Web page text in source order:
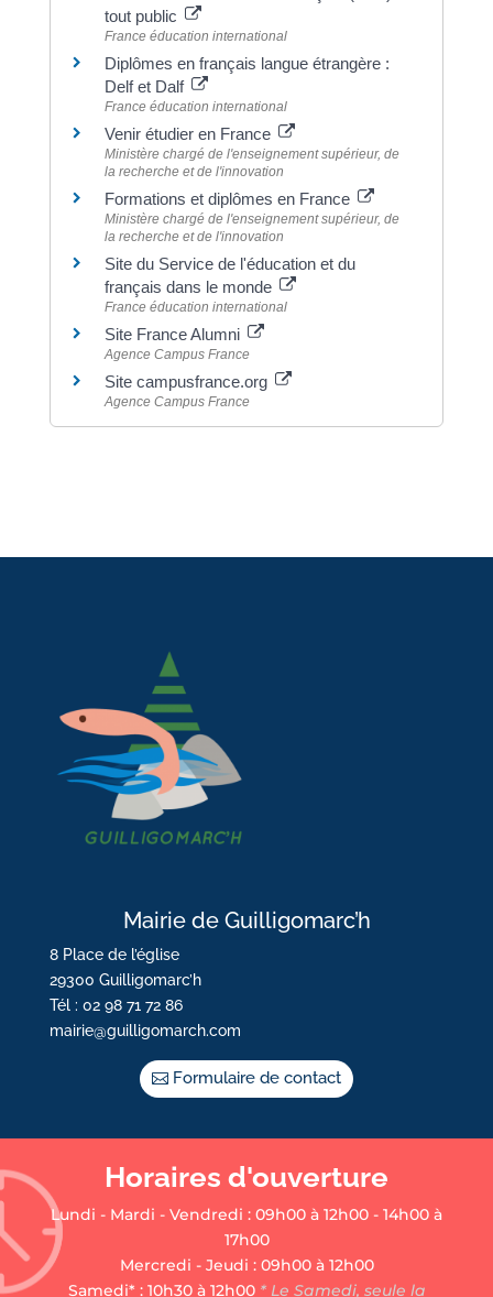
tout public
France éducation international
Diplômes en français langue étrangère :
Delf et Dalf
France éducation international
Venir étudier en France
Ministère chargé de l'enseignement supérieur, de
la recherche et de l'innovation
Formations et diplômes en France
Ministère chargé de l'enseignement supérieur, de
la recherche et de l'innovation
Site du Service de l'éducation et du
français dans le monde
France éducation international
Site France Alumni
Agence Campus France
Site campusfrance.org
Agence Campus France
Mairie de Guilligomarc’h
8 Place de l’église
29300 Guilligomarc’h
Tél : 02 98 71 72 86
mairie@guilligomarch.com
Formulaire de contact
Horaires d'ouverture
Lundi - Mardi - Vendredi : 09h00 à 12h00 - 14h00 à
17h00
Mercredi - Jeudi : 09h00 à 12h00
Samedi* : 10h30 à 12h00* Le Samedi, seule la